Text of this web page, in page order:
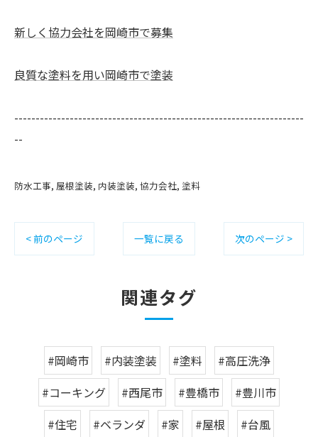
新しく協力会社を岡崎市で募集
良質な塗料を用い岡崎市で塗装
--------------------------------------------------------------------
--
防水工事 屋根塗装 内装塗装 協力会社 塗料
< 前のページ 一覧に戻る 次のページ >
関連タグ
#岡崎市 #内装塗装 #塗料
#高圧洗浄
#コーキング
#西尾市 #豊橋市
#豊川市
#住宅
#ベランダ #家 #屋根 #台風